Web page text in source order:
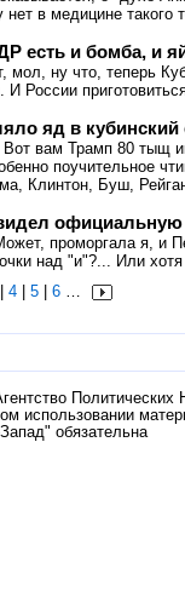
в медицине такого
есть и бомба, и
мол, ну что, теперь
И России
яд в кубинский
Вот вам Трамп 80 тыщ
поучительное
Клинтон, Буш,
официальную
проморгала я, и
над "и"?... Или
4 5 6 …
использовании
обязательна